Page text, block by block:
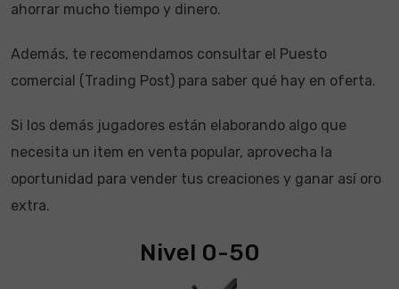
ahorrar mucho tiempo y dinero.
Además, te recomendamos consultar el Puesto
comercial (Trading Post) para saber qué hay en oferta.
Si los demás jugadores están elaborando algo que
necesita un item en venta popular, aprovecha la
oportunidad para vender tus creaciones y ganar así oro
extra.
Nivel 0-50